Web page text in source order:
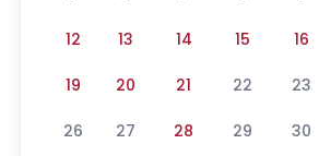
12 13 14 15 16
19 20 21 22 23
26 27 28 29 30